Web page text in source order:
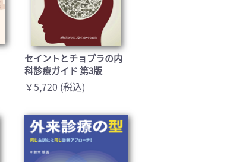
セイントとチョプラの内
科診療ガイド 第3版
￥5,720 (税込)